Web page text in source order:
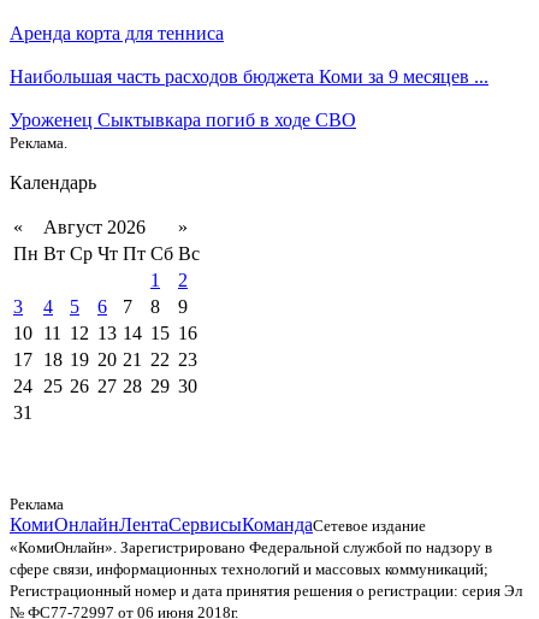
Аренда корта для тенниса
Наибольшая часть расходов бюджета Коми за 9 месяцев ...
Уроженец Сыктывкара погиб в ходе СВО
Реклама.
Календарь
« Август 2026
»
Пн Вт Ср Чт Пт Сб Вс
1
2
3
4 5 6 7 8
9
10 11 12 13 14 15 16
17 18 19 20 21 22 23
24 25 26 27 28 29 30
31
Реклама
КомиОнлайнЛентаСервисыКомандаСетевое издание
«КомиОнлайн». Зарегистрировано Федеральной службой по надзору в
сфере связи, информационных технологий и массовых коммуникаций;
Регистрационный номер и дата принятия решения о регистрации: серия Эл
№ ФС77-72997 от 06 июня 2018г.